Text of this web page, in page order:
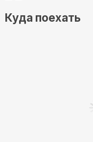
Куда поехать